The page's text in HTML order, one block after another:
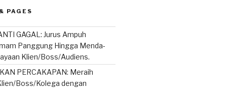
PAGES
GAGAL: Jurus Ampuh
Panggung Hingga Menda-
Klien/Boss/Audiens.
PERCAKAPAN: Meraih
Boss/Kolega dengan